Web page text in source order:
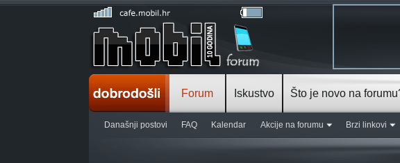
Forum
Današnji postovi FAQ Kalendar Akcije na forumu Brzi linkovi
Iskustvo Što je novo na